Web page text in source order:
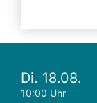
Di. 18.08.
10:00 Uhr